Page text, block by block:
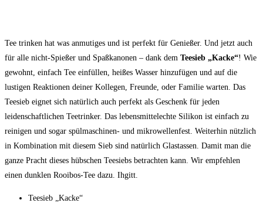
Tee trinken hat was anmutiges und ist perfekt für Genießer. Und jetzt auch
für alle nicht-Spießer und Spaßkanonen – dank dem Teesieb „Kacke“! Wie
gewohnt, einfach Tee einfüllen, heißes Wasser hinzufügen und auf die
lustigen Reaktionen deiner Kollegen, Freunde, oder Familie warten. Das
Teesieb eignet sich natürlich auch perfekt als Geschenk für jeden
leidenschaftlichen Teetrinker. Das lebensmittelechte Silikon ist einfach zu
reinigen und sogar spülmaschinen- und mikrowellenfest. Weiterhin nützlich
in Kombination mit diesem Sieb sind natürlich Glastassen. Damit man die
ganze Pracht dieses hübschen Teesiebs betrachten kann. Wir empfehlen
einen dunklen Rooibos-Tee dazu. Ihgitt.
Teesieb „Kacke“